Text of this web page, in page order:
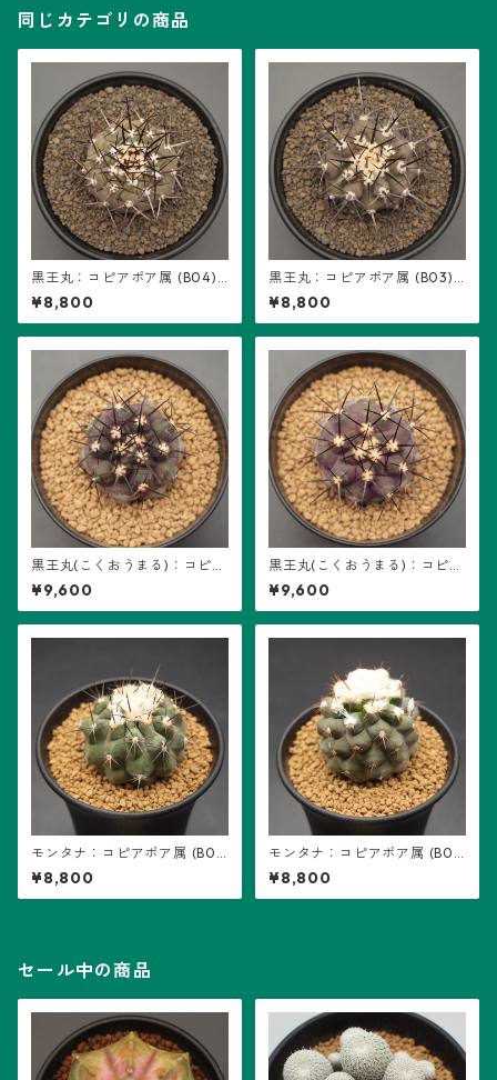
同じカテゴリの商品
黒王丸：コピアポア属 (B04)
※接ぎ降ろし、キリン団扇台
付き
¥8,800
黒王丸：コピアポア属 (B03)
※接ぎ降ろし、キリン団扇台
付き
¥8,800
黒王丸(こくおうまる)：コピア
ポア属 (B05) ※実生
¥9,600
黒王丸(こくおうまる)：コピア
ポア属 (B03) ※実生
¥9,600
モンタナ：コピアポア属 (B0
2) ※実生
¥8,800
モンタナ：コピアポア属 (B01)
※実生
¥8,800
セール中の商品